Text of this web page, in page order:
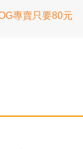
專賣只要80元